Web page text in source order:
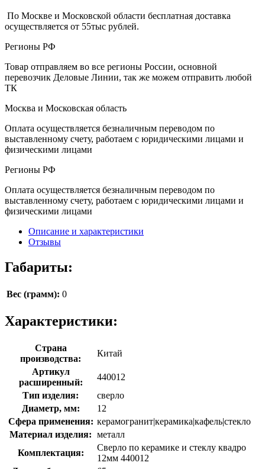
По Москве и Московской области бесплатная доставка
осуществляется от 55тыс рублей.
Регионы РФ
Товар отправляем во все регионы России, основной
перевозчик Деловые Линии, так же можем отправить любой
ТК
Москва и Московская область
Оплата осуществляется безналичным переводом по
выставленному счету, работаем с юридическими лицами и
физическими лицами
Регионы РФ
Оплата осуществляется безналичным переводом по
выставленному счету, работаем с юридическими лицами и
физическими лицами
Описание и характеристики
Отзывы
Габариты:
Вес (грамм): 0
Характеристики:
Страна
производства:
Китай
Артикул
расширенный:
440012
Тип изделия:
сверло
Диаметр, мм:
12
Сфера применения: керамогранит|керамика|кафель|стекло
Материал изделия: металл
Комплектация:
Сверло по керамике и стеклу квадро
12мм 440012